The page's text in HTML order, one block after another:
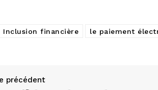
Inclusion financière le paiement
précédent